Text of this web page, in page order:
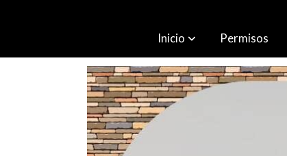
Inicio Permisos